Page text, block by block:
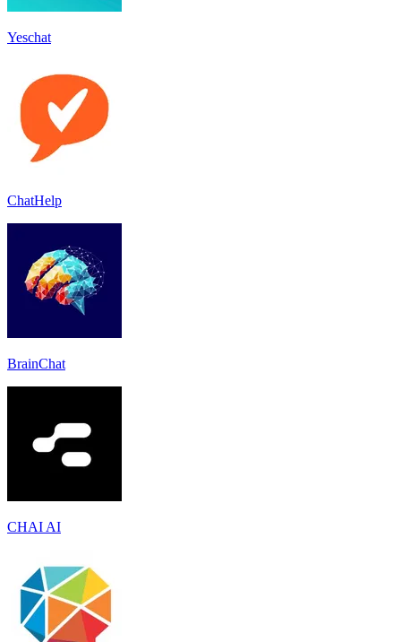
Yeschat
ChatHelp
BrainChat
CHAI AI